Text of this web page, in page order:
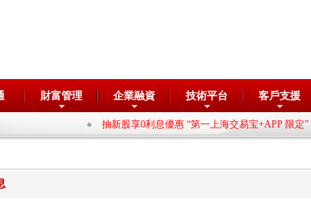
財富管理 企業融資 技術平台 客戶支援
抽新股享0利息優惠 “第一上海交易宝+APP 限定”